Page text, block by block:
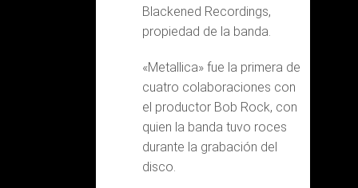
Blackened Recordings,
propiedad de la banda.
«Metallica» fue la primera de
cuatro colaboraciones con
el productor Bob Rock, con
quien la banda tuvo roces
durante la grabación del
disco.